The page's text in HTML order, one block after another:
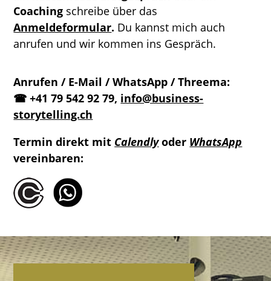
Coaching schreibe über das
Anmeldeformular. Du kannst mich auch
anrufen und wir kommen ins Gespräch.
Anrufen / E-Mail / WhatsApp / Threema:
☎ +41 79 542 92 79, info@business-
storytelling.ch
Termin direkt mit Calendlyoder WhatsApp
vereinbaren: